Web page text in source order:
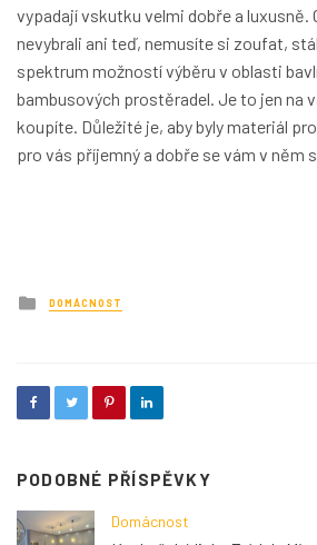
vypadají vskutku velmi dobře a luxusně.
nevybrali ani teď, nemusíte si zoufat,
spektrum možností výběru v oblasti
bambusových prostěradel. Je to jen na
koupíte. Důležité je, aby byly materiál
pro vás příjemný a dobře se vám v něm
Posted
in
DOMÁCNOST
PODOBNÉ PŘÍSPĚVKY
Domácnost